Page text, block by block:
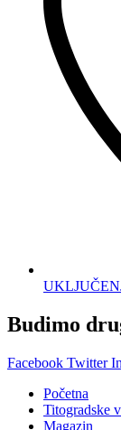
Budimo
Facebook Twitter
Početna
Titogradske
Magazin